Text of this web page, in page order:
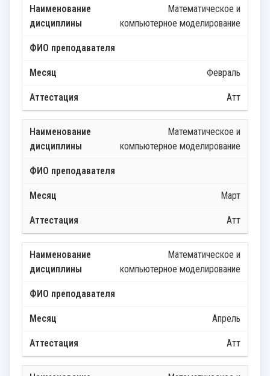
Математическое и
компьютерное моделирование
Февраль
Атт
Математическое и
компьютерное моделирование
Март
Атт
Математическое и
компьютерное моделирование
Апрель
Атт